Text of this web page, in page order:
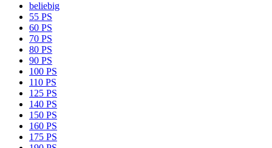
beliebig
55 PS
60 PS
70 PS
80 PS
90 PS
100 PS
110 PS
125 PS
140 PS
150 PS
160 PS
175 PS